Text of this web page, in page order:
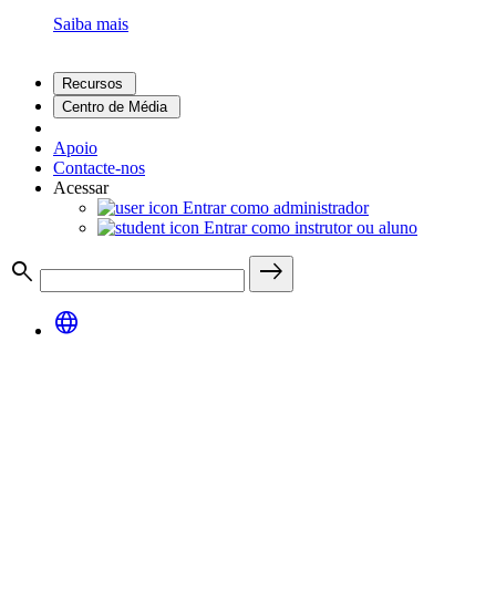
Saiba mais
Recursos
Centro de Média
Apoio
Contacte-nos
Acessar
Entrar como administrador
Entrar como instrutor ou aluno
search
east
language